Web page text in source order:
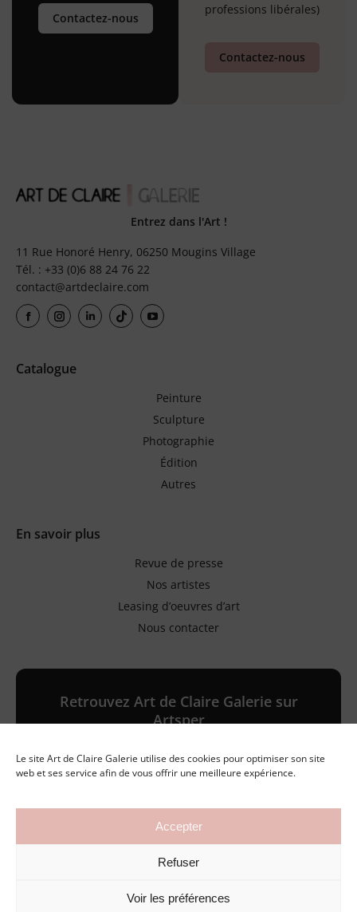
Le site Art de Claire Galerie utilise des cookies pour optimiser son site
web et ses service afin de vous offrir une meilleure expérience.
Accepter
Refuser
Voir les préférences
Contactez-nous
professions libérales)
Contactez-nous
Entrez dans l'Art !
11 Rue Honoré Henry, 06250 Mougins Village
Tél. : +33 (0)6 88 24 76 22
contact@artdeclaire.com
Catalogue
Peinture
Sculpture
Photographie
Édition
Autres
En savoir plus
Revue de presse
Nos artistes
Leasing d’oeuvres d’art
Nous contacter
Retrouvez Art de Claire Galerie sur
Artsper
Galerie en ligne
©2026 Art de Claire Galerie
Politique de confidentialité